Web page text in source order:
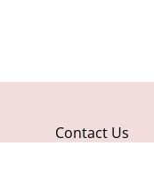
Contact Us